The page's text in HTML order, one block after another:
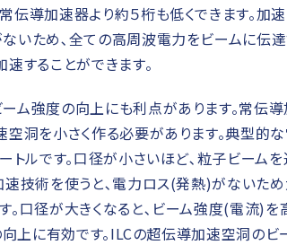
伝導加速器より約５桁も低くできます。加
いため､全ての高周波電力をビームに伝
することができます。
ム強度の向上にも利点があります。常伝
空洞を小さく作る必要があります。典型的
トルです。口径が小さいほど､粒子ビーム
速技術を使うと､電力ロス(発熱)がないた
。口径が大きくなると､ビーム強度(電流)
向上に有効です。ILCの超伝導加速空洞のビ